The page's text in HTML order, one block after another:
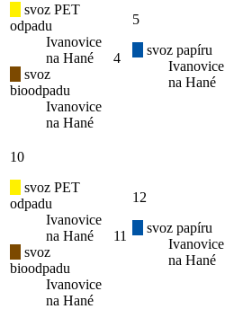
svoz PET
odpadu
Ivanovice
na Hané
svoz
bioodpadu
Ivanovice
na Hané
4
5
svoz papíru
Ivanovice
na Hané
10
svoz PET
odpadu
Ivanovice
na Hané
svoz
bioodpadu
Ivanovice
na Hané
11
12
svoz papíru
Ivanovice
na Hané